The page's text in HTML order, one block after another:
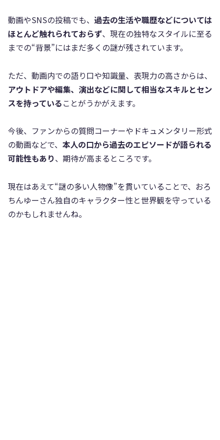
動画やSNSの投稿でも、 過去の生活や職歴などについては
ほとんど触れられておらず、現在の独特なスタイルに至る
までの“背景”にはまだ多くの謎が残されています。
ただ、動画内での語り口や知識量、表現力の高さからは、
アウトドアや編集、演出などに関して相当なスキルとセン
スを持っている ことがうかがえます。
今後、ファンからの質問コーナーやドキュメンタリー形式
の動画などで、 本人の口から過去のエピソードが語られる
可能性もあり、期待が高まるところです。
現在はあえて“謎の多い人物像”を貫いていることで、おろ
ちんゆーさん独自のキャラクター性と世界観を守っている
のかもしれませんね。